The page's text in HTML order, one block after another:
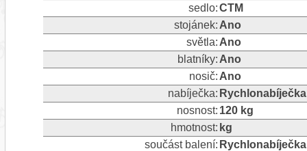
sedlo:CTM
stojánek: Ano
světla: Ano
blatníky: Ano
nosič: Ano
nabíječka:
nosnost: 120 kg
hmotnost: kg
součást balení: